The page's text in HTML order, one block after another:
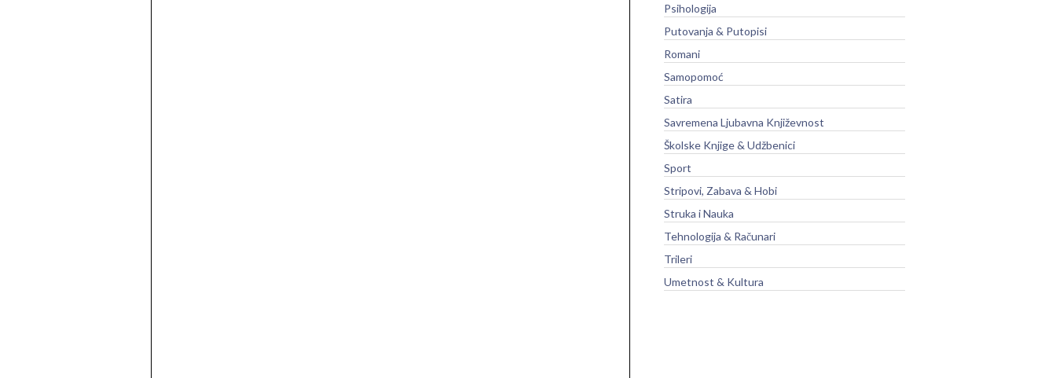
Psihologija
Putovanja & Putopisi
Romani
Samopomoć
Satira
Savremena Ljubavna Književnost
Školske Knjige & Udžbenici
Sport
Stripovi, Zabava & Hobi
Struka i Nauka
Tehnologija & Računari
Trileri
Umetnost & Kultura